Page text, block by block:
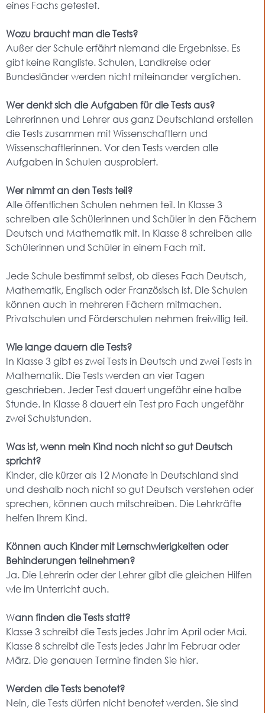
eines Fachs getestet.
Wozu braucht man die Tests?
Außer der Schule erfährt niemand die Ergebnisse. Es
gibt keine Rangliste. Schulen, Landkreise oder
Bundesländer werden nicht miteinander verglichen.
Wer denkt sich die Aufgaben für die Tests aus?
Lehrerinnen und Lehrer aus ganz Deutschland erstellen
die Tests zusammen mit Wissenschaftlern und
Wissenschaftlerinnen. Vor den Tests werden alle
Aufgaben in Schulen ausprobiert.
Wer nimmt an den Tests teil?
Alle öffentlichen Schulen nehmen teil. In Klasse 3
schreiben alle Schülerinnen und Schüler in den Fächern
Deutsch und Mathematik mit. In Klasse 8 schreiben alle
Schülerinnen und Schüler in einem Fach mit.
Jede Schule bestimmt selbst, ob dieses Fach Deutsch,
Mathematik, Englisch oder Französisch ist. Die Schulen
können auch in mehreren Fächern mitmachen.
Privatschulen und Förderschulen nehmen freiwillig teil.
Wie lange dauern die Tests?
In Klasse 3 gibt es zwei Tests in Deutsch und zwei Tests in
Mathematik. Die Tests werden an vier Tagen
geschrieben. Jeder Test dauert ungefähr eine halbe
Stunde. In Klasse 8 dauert ein Test pro Fach ungefähr
zwei Schulstunden.
Was ist, wenn mein Kind noch nicht so gut Deutsch
spricht?
Kinder, die kürzer als 12 Monate in Deutschland sind
und deshalb noch nicht so gut Deutsch verstehen oder
sprechen, können auch mitschreiben. Die Lehrkräfte
helfen Ihrem Kind.
Können auch Kinder mit Lernschwierigkeiten oder
Behinderungen teilnehmen?
Ja. Die Lehrerin oder der Lehrer gibt die gleichen Hilfen
wie im Unterricht auch.
Wann finden die Tests statt?
Klasse 3 schreibt die Tests jedes Jahr im April oder Mai.
Klasse 8 schreibt die Tests jedes Jahr im Februar oder
März. Die genauen Termine finden Sie hier.
Werden die Tests benotet?
Nein, die Tests dürfen nicht benotet werden. Sie sind